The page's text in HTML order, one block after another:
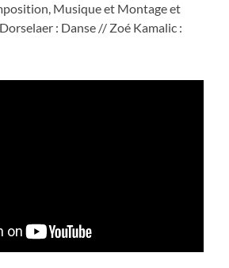
Musique et Montage et
: Danse // Zoé Kamalic :